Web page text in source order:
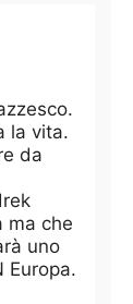
la vita.
da
ma che
uno
Europa.